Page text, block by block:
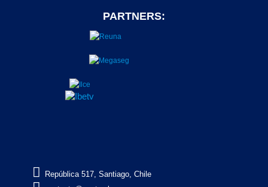
PARTNERS:
 República 517, Santiago, Chile